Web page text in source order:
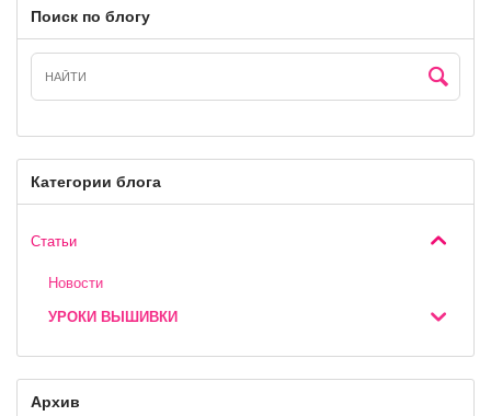
Поиск по блогу
Категории блога
Статьи
Новости
УРОКИ ВЫШИВКИ
Архив